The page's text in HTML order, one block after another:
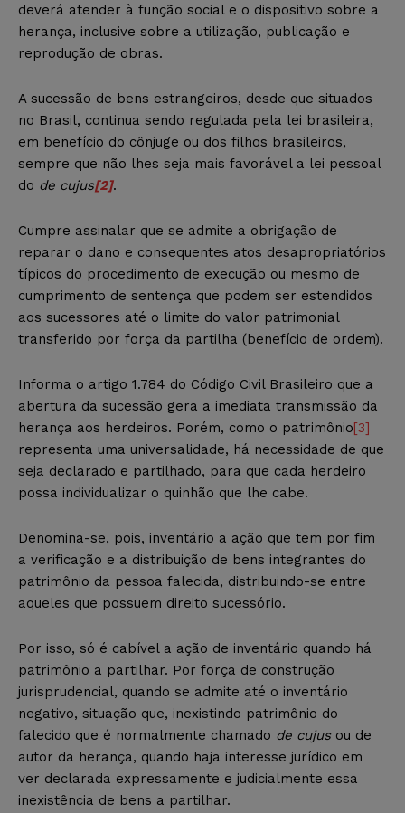
deverá atender à função social e o dispositivo sobre a
herança, inclusive sobre a utilização, publicação e
reprodução de obras.
A sucessão de bens estrangeiros, desde que situados
no Brasil, continua sendo regulada pela lei brasileira,
em benefício do cônjuge ou dos filhos brasileiros,
sempre que não lhes seja mais favorável a lei pessoal
do de cujus[2].
Cumpre assinalar que se admite a obrigação de
reparar o dano e consequentes atos desapropriatórios
típicos do procedimento de execução ou mesmo de
cumprimento de sentença que podem ser estendidos
aos sucessores até o limite do valor patrimonial
transferido por força da partilha (benefício de ordem).
Informa o artigo 1.784 do Código Civil Brasileiro que a
abertura da sucessão gera a imediata transmissão da
herança aos herdeiros. Porém, como o patrimônio[3]
representa uma universalidade, há necessidade de que
seja declarado e partilhado, para que cada herdeiro
possa individualizar o quinhão que lhe cabe.
Denomina-se, pois, inventário a ação que tem por fim
a verificação e a distribuição de bens integrantes do
patrimônio da pessoa falecida, distribuindo-se entre
aqueles que possuem direito sucessório.
Por isso, só é cabível a ação de inventário quando há
patrimônio a partilhar. Por força de construção
jurisprudencial, quando se admite até o inventário
negativo, situação que, inexistindo patrimônio do
falecido que é normalmente chamado de cujusou de
autor da herança, quando haja interesse jurídico em
ver declarada expressamente e judicialmente essa
inexistência de bens a partilhar.